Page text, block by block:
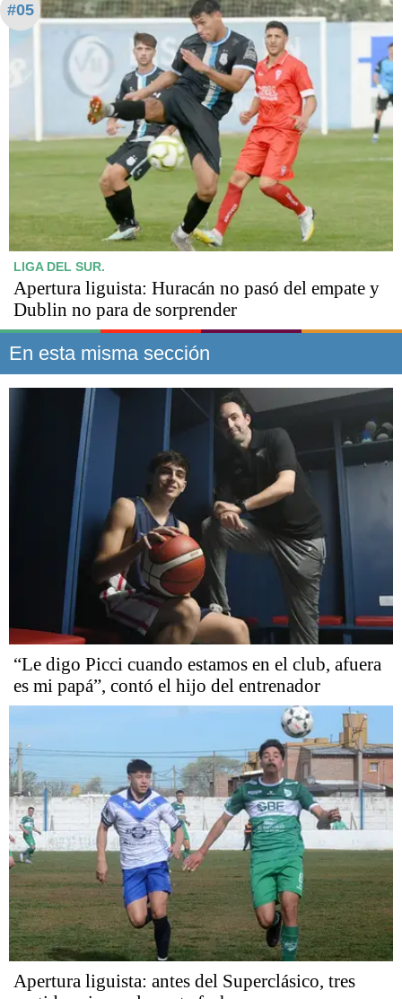
#05
LIGA DEL SUR.
Apertura liguista: Huracán no pasó del empate y
Dublin no para de sorprender
En esta misma sección
“Le digo Picci cuando estamos en el club, afuera
es mi papá”, contó el hijo del entrenador
Apertura liguista: antes del Superclásico, tres